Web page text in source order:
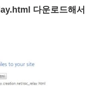
다운로드해서